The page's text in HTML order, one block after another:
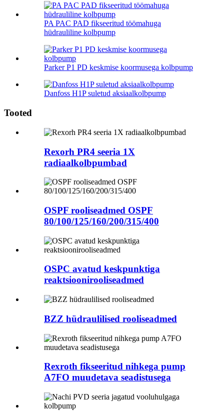
PA PAC PAD fikseeritud töömahuga
hüdrauliline kolbpump
Parker P1 PD keskmise koormusega kolbpump
Danfoss H1P suletud aksiaalkolbpump
Tooted
Rexorh PR4 seeria 1X
radiaalkolbpumbad
OSPF rooliseadmed OSPF
80/100/125/160/200/315/400
OSPC avatud keskpunktiga
reaktsioonirooliseadmed
BZZ hüdraulilised rooliseadmed
Rexroth fikseeritud nihkega pump
A7FO muudetava seadistusega